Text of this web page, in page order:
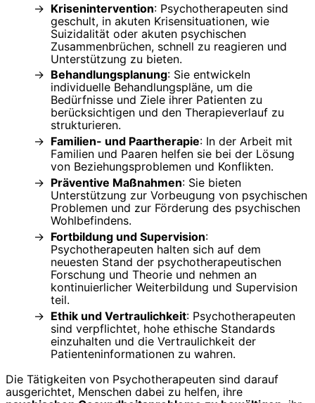
Krisenintervention: Psychotherapeuten sind
geschult, in akuten Krisensituationen, wie
Suizidalität oder akuten psychischen
Zusammenbrüchen, schnell zu reagieren und
Unterstützung zu bieten.
Behandlungsplanung: Sie entwickeln
individuelle Behandlungspläne, um die
Bedürfnisse und Ziele ihrer Patienten zu
berücksichtigen und den Therapieverlauf zu
strukturieren.
Familien- und Paartherapie: In der Arbeit mit
Familien und Paaren helfen sie bei der Lösung
von Beziehungsproblemen und Konflikten.
Präventive Maßnahmen: Sie bieten
Unterstützung zur Vorbeugung von psychischen
Problemen und zur Förderung des psychischen
Wohlbefindens.
Fortbildung und Supervision:
Psychotherapeuten halten sich auf dem
neuesten Stand der psychotherapeutischen
Forschung und Theorie und nehmen an
kontinuierlicher Weiterbildung und Supervision
teil.
Ethik und Vertraulichkeit: Psychotherapeuten
sind verpflichtet, hohe ethische Standards
einzuhalten und die Vertraulichkeit der
Patienteninformationen zu wahren.
Die Tätigkeiten von Psychotherapeuten sind darauf
ausgerichtet, Menschen dabei zu helfen, ihre